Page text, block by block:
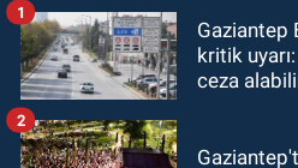
Gaziantep
kritik
ceza
1
2